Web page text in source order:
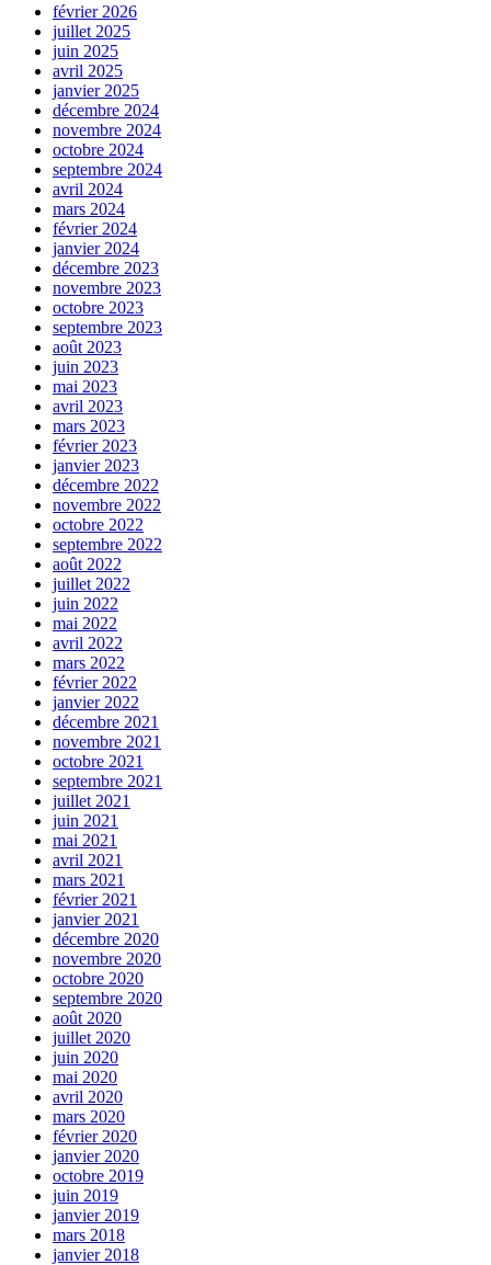
février 2026
juillet 2025
juin 2025
avril 2025
janvier 2025
décembre 2024
novembre 2024
octobre 2024
septembre 2024
avril 2024
mars 2024
février 2024
janvier 2024
décembre 2023
novembre 2023
octobre 2023
septembre 2023
août 2023
juin 2023
mai 2023
avril 2023
mars 2023
février 2023
janvier 2023
décembre 2022
novembre 2022
octobre 2022
septembre 2022
août 2022
juillet 2022
juin 2022
mai 2022
avril 2022
mars 2022
février 2022
janvier 2022
décembre 2021
novembre 2021
octobre 2021
septembre 2021
juillet 2021
juin 2021
mai 2021
avril 2021
mars 2021
février 2021
janvier 2021
décembre 2020
novembre 2020
octobre 2020
septembre 2020
août 2020
juillet 2020
juin 2020
mai 2020
avril 2020
mars 2020
février 2020
janvier 2020
octobre 2019
juin 2019
janvier 2019
mars 2018
janvier 2018